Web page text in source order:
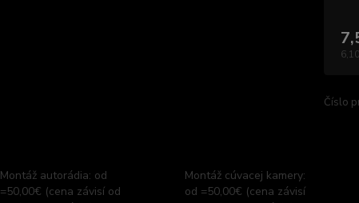
Číslo
Montáž autorádia: od
=50,00€ (cena závisí od
Montáž cúvacej kamery:
od =50,00€ (cena závisí